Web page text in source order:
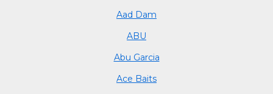
Aad Dam
ABU
Abu Garcia
Ace Baits